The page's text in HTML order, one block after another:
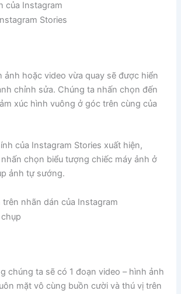
ảnh hoặc video vừa quay sẽ được hiển
chỉnh sửa. Chúng ta nhấn chọn đến
xúc hình vuông ở góc trên cùng của
của Instagram Stories xuất hiện,
chọn biểu tượng chiếc máy ảnh ở
ảnh tự sướng.
chúng ta sẽ có 1 đoạn video – hình ảnh
mặt vô cùng buồn cười và thú vị trên